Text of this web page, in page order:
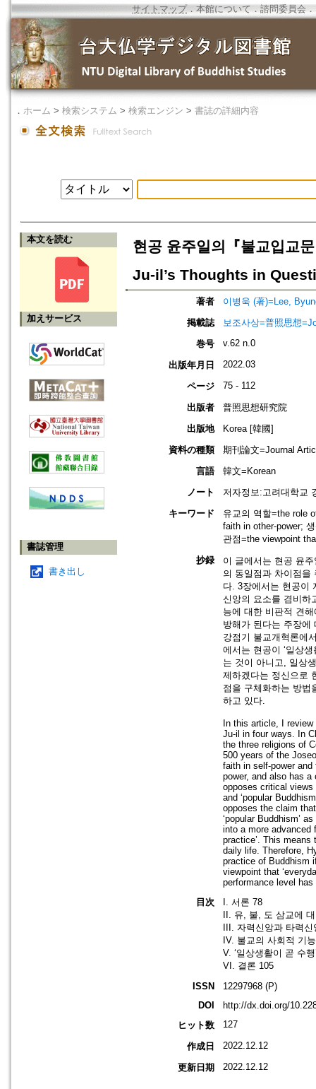
サイトマップ．本館について ． 諮問委員会 ．
． ホーム > 検索システム > 検索エンジン > 書誌の詳細内容
本文を読む
加えサービス
書誌管理
書き出し
현공 윤주일의『불교입교
Ju-il’s Thoughts in
著者
이병욱 (著)=Lee,
掲載誌
보조사상=普照思想
巻号
v.62 n.0
出版年月日 2022.03
ページ 75 - 112
出版者
普照思想研究院
出版地
Korea [韓國]
資料の種類
期刊論文=Journal
言語
韓文=Korean
ノート
저자정보:고려대학교
キーワード
유교의 역할=the role
faith in other-power;
관점=the viewpoint
抄録
이 글에서는 현공 윤
의 동일점과 차이점을
다. 3장에서는 현공이
신앙의 요소를 겸비하
능에 대한 비판적 견해
방해가 된다는 주장에
강점기 불교개혁론에
에서는 현공이 ‘일상
는 것이 아니고, 일상
제하겠다는 정신으로
점을 구체화하는 방법
하고 있다.
In this article, I
Ju-il in four ways. In
the three religions of
500 years of the
faith in self-power
power, and also has
opposes critical views
and ‘popular
opposes the claim
‘popular Buddhism’
into a more advanced
practice’. This
daily life. Therefore,
practice of Buddhism
viewpoint that
performance level
目次
I. 서론 78
II. 유, 불, 도 삼교에
III. 자력신앙과 타력
IV. 불교의 사회적 기
V. ‘일상생활이 곧 수
VI. 결론 105
ISSN
12297968 (P)
DOI
http://dx.doi.org/
ヒット数
127
作成日 2022.12.12
更新日期 2022.12.12